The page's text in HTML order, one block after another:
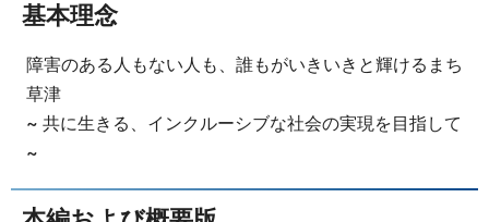
基本理念
障害のある人もない人も、誰もがいきいきと輝けるまち
草津
~ 共に生きる、インクルーシブな社会の実現を目指して
~